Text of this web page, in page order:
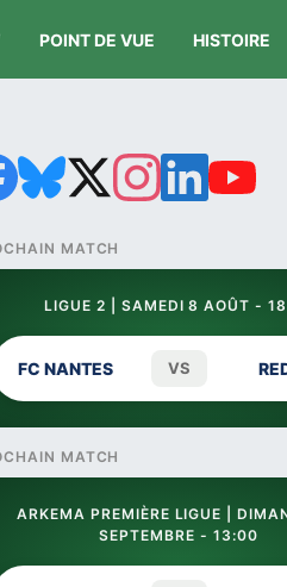
POINT DE VUE HISTOIRE
MATCH
LIGUE 2 | SAMEDI 8 AOÛT -
FC NANTES VS
MATCH
ARKEMA PREMIÈRE LIGUE |
SEPTEMBRE - 13:00